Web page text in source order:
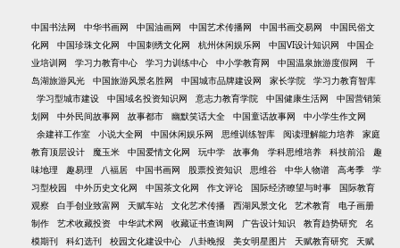
中国书法网 中华书画网 中国油画网 中国艺术传播网 中国书画交易网
中国民俗文
化网
中国珍珠文化网 中国刺绣文化网 杭州休闲娱乐网 中国VI设计知识网
中国企
业培训网
学习力教育中心 学习力训练中心 中小学教育网 中国温泉旅游度假网
千
岛湖旅游风光
中国旅游风景名胜网 中国城市品牌建设网 家长学院
学习力教育智库
学习型城市建设
中国域名投资知识网 意志力教育学院 中国健康生活网
中国营销策
划网
中外民间故事网 故事都市 幽默笑话大全 中国童话故事网
中小学生作文网
余建祥工作室
小说大全网 中国休闲娱乐网 思维训练智库 阅读理解能力培养
家庭
教育顶层设计
魔玉米 中国爱情文化网 玩中学 故事角 学科思维培养 科技前沿
趣
味地理
趣易理 八福居 中国书画网 股票投资知识 思维谷 中华人物谱 高考季
学
习型校园
中外历史文化网 中国茶文化网 作文评论 国际经济瞭望与时事
国际教育
观察
白手创业致富网 天赋车站 文化艺术传播 西湖风景文化 艺术教育
电子画册
制作
艺术收藏投资 中华武术网 收藏证书查询网 广告设计知识 教育趋势研究
名
模期刊
科幻选刊 校园文化建设中心 八卦晚报 美女明星图片 天赋教育研究 天赋